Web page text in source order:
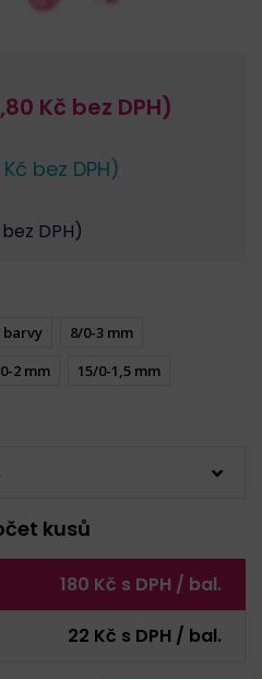
Kč bez DPH)
Kč bez DPH)
DPH)
barvy
8/0-3 mm
2 mm 15/0-1,5 mm
kusů
180 Kč s DPH / bal.
22 Kč s DPH / bal.